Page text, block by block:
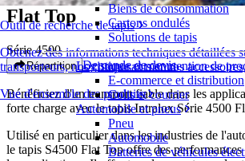
Outil de recherche de tapis
Obtenez des informations techniques détaillées
transporteurs, nos composants et nos
Vue d'ensemble des produits
Biens de consommation
Cartons ondulés
Solutions de tapis
Logistique et manutention de
E-commerce et distribution
Colis et courrier
Automobile et pneus
Pneu
Automobile
Batteries de véhicules
Flat Top
Série 4500
Répartition Demande de devis
Bénéficiez d'un transport fiable dans les
forte charge avec le tapis Intralox Série 4500
Utilisé en particulier dans les industries de
le tapis S4500 Flat Top offre des performances